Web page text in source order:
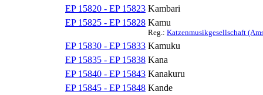
EP 15820 - EP 15823 Kambari
EP 15825 - EP 15828 Kamu
Reg.: Katzenmusikgesellschaft
EP 15830 - EP 15833 Kamuku
EP 15835 - EP 15838 Kana
EP 15840 - EP 15843 Kanakuru
EP 15845 - EP 15848 Kande